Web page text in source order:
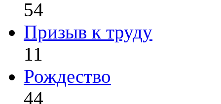
54
Призыв к труду
11
Рождество
44